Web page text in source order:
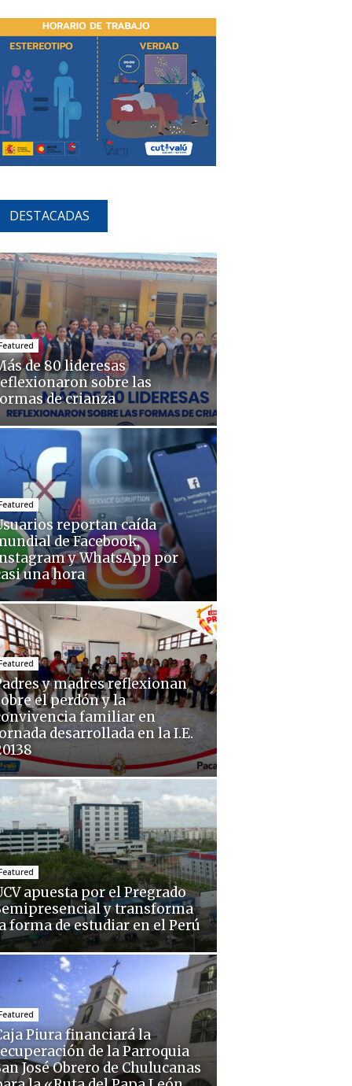
DESTACADAS
de 80 lideresas
sobre las
de crianza
reportan caída
de Facebook,
y WhatsApp por
una hora
y madres reflexionan
el perdón y la
familiar en
desarrollada en la I.E.
apuesta por el Pregrado
y transforma
forma de estudiar en el Perú
Piura financiará la
de la Parroquia
José Obrero de Chulucanas